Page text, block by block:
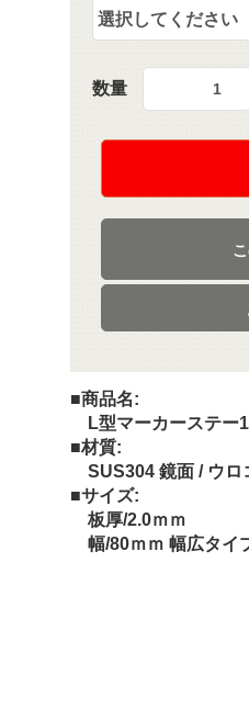
数量
■商品名:
L型マーカーステー
■材質:
SUS304 鏡面 / ウロ
■サイズ:
板厚/2.0ｍｍ
幅/80ｍｍ 幅広タイ